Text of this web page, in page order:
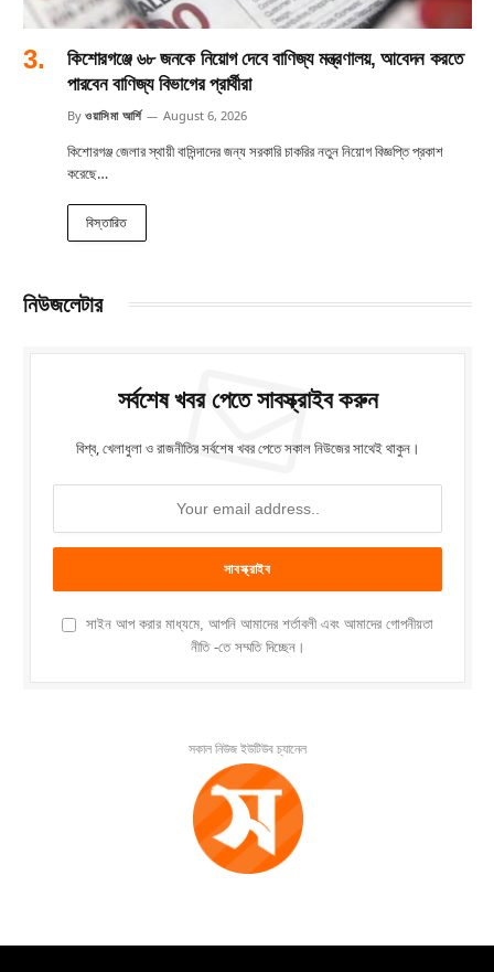
কিশোরগঞ্জে ৬৮ জনকে নিয়োগ দেবে বাণিজ্য মন্ত্রণালয়, আবেদন করতে
পারবেন বাণিজ্য বিভাগের প্রার্থীরা
By ওয়াসিমা আর্শি August 6, 2026
কিশোরগঞ্জ জেলার স্থায়ী বাসিন্দাদের জন্য সরকারি চাকরির নতুন নিয়োগ বিজ্ঞপ্তি প্রকাশ
করেছে…
বিস্তারিত
নিউজলেটার
সর্বশেষ খবর পেতে সাবস্ক্রাইব করুন
বিশ্ব, খেলাধুলা ও রাজনীতির সর্বশেষ খবর পেতে সকাল নিউজের সাথেই থাকুন।
সাইন আপ করার মাধ্যমে, আপনি আমাদের শর্তাবলী এবং আমাদের গোপনীয়তা
নীতি -তে সম্মতি দিচ্ছেন।
সকাল নিউজ ইউটিউব চ্যানেল